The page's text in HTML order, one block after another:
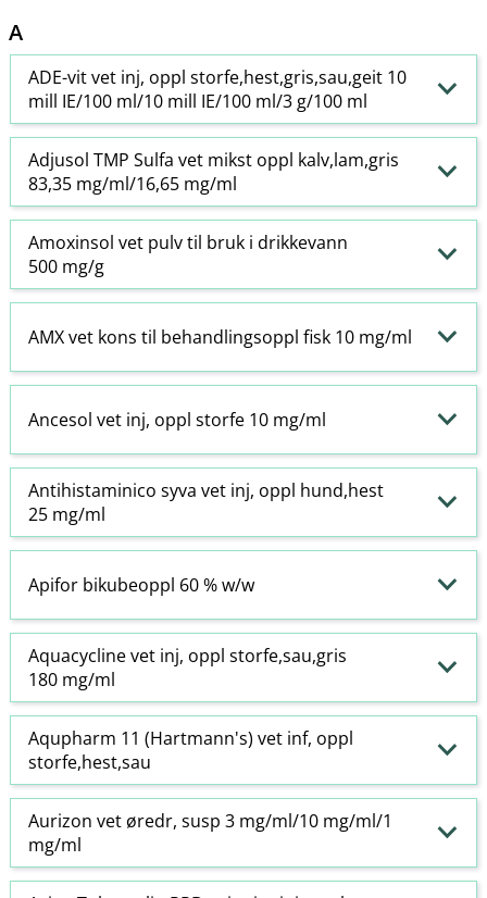
A
ADE-vit vet inj, oppl storfe,hest,gris,sau,geit 10
mill IE/100 ml/10 mill IE/100 ml/3 g/100 ml
Adjusol TMP Sulfa vet mikst oppl kalv,lam,gris
83,35 mg/ml/16,65 mg/ml
Amoxinsol vet pulv til bruk i drikkevann
500 mg/g
AMX vet kons til behandlingsoppl fisk 10 mg/ml
Ancesol vet inj, oppl storfe 10 mg/ml
Antihistaminico syva vet inj, oppl hund,hest
25 mg/ml
Apifor bikubeoppl 60 % w​/​w
Aquacycline vet inj, oppl storfe,sau,gris
180 mg/ml
Aqupharm 11 (Hartmann's) vet inf, oppl
storfe,hest,sau
Aurizon vet øredr, susp 3 mg/ml/10 mg/ml/1
mg/ml